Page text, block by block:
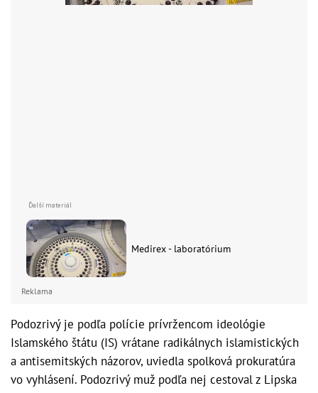
Medirex - laboratórium
Reklama
Podozrivý je podľa polície prívržencom ideológie
Islamského štátu (IS) vrátane radikálnych islamistických
a antisemitských názorov, uviedla spolková prokuratúra
vo vyhlásení. Podozrivý muž podľa nej cestoval z Lipska